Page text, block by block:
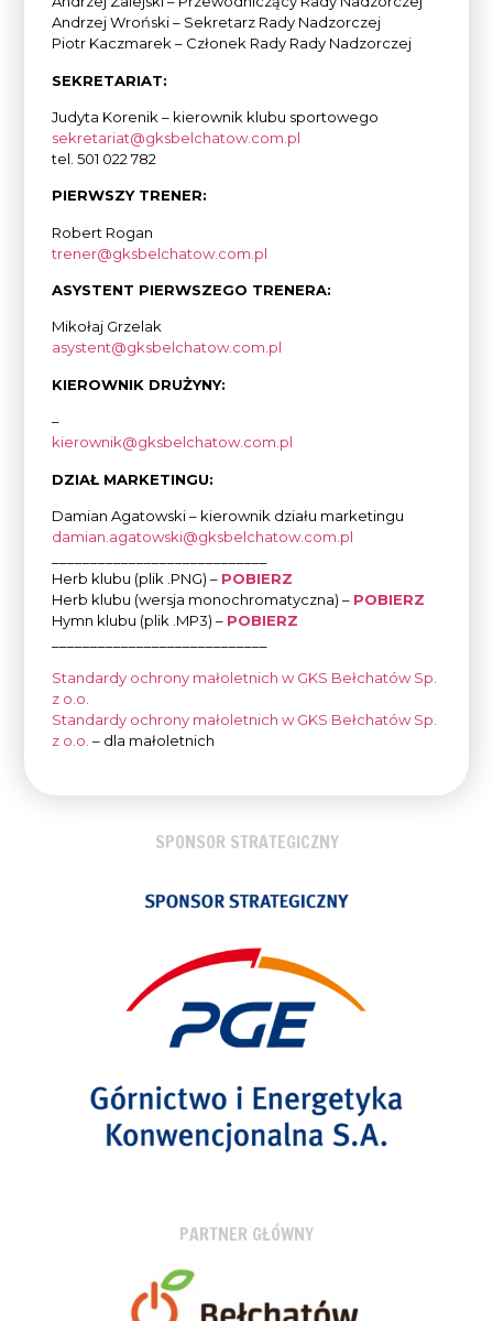
Andrzej Wroński – Sekretarz Rady Nadzorczej
Piotr Kaczmarek – Członek Rady Rady Nadzorczej
SEKRETARIAT:
Judyta Korenik – kierownik klubu sportowego
sekretariat@gksbelchatow.com.pl
tel. 501 022 782
PIERWSZY TRENER:
Robert Rogan
trener@gksbelchatow.com.pl
ASYSTENT PIERWSZEGO TRENERA:
Mikołaj Grzelak
asystent@gksbelchatow.com.pl
KIEROWNIK DRUŻYNY:
–
kierownik@gksbelchatow.com.pl
DZIAŁ MARKETINGU:
Damian Agatowski – kierownik działu marketingu
damian.agatowski@gksbelchatow.com.pl
Herb klubu (plik .PNG) – POBIERZ
Herb klubu (wersja monochromatyczna) – POBIERZ
Hymn klubu (plik .MP3) – POBIERZ
Standardy ochrony małoletnich w GKS Bełchatów Sp.
z o.o.
Standardy ochrony małoletnich w GKS Bełchatów Sp.
z o.o. – dla małoletnich
SPONSOR STRATEGICZNY
PARTNER GŁÓWNY